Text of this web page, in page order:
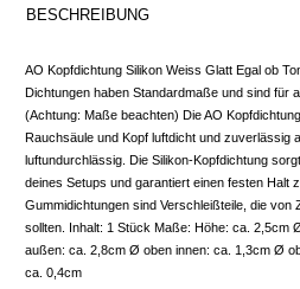
BESCHREIBUNG
AO Kopfdichtung Silikon Weiss Glatt Egal ob
Dichtungen haben Standardmaße und sind für
(Achtung: Maße beachten) Die AO
Rauchsäule und Kopf luftdicht und zuverlässig
luftundurchlässig. Die Silikon-Kopfdichtung
deines Setups und garantiert einen festen Halt
Gummidichtungen sind Verschleißteile, die von
sollten. Inhalt: 1 Stück Maße: Höhe: ca. 2,5cm
außen: ca. 2,8cm Ø oben innen: ca. 1,3cm Ø
ca. 0,4cm